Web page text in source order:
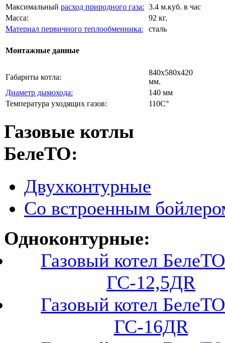
Максимальный расход природного газа: 3.4 м.куб. в час
Масса:
92 кг.
Материал первичного теплообменника:
сталь
Монтажные данные
Габариты котла:
840х580х420
мм.
Диаметр дымохода:
140 мм
Температура уходящих газов:
110C°
Газовые котлы
БелеТО:
Двухконтурные
Со встроенным
Одноконтурные:
Газовый котел
ГС-12,5ДR
Газовый котел
ГС-16ДR